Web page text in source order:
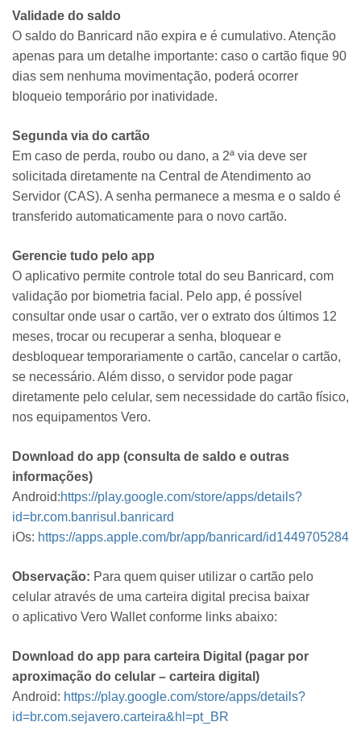
Validade do saldo
O saldo do Banricard não expira e é cumulativo. Atenção
apenas para um detalhe importante: caso o cartão fique 90
dias sem nenhuma movimentação, poderá ocorrer
bloqueio temporário por inatividade.
Segunda via do cartão
Em caso de perda, roubo ou dano, a 2ª via deve ser
solicitada diretamente na Central de Atendimento ao
Servidor (CAS). A senha permanece a mesma e o saldo é
transferido automaticamente para o novo cartão.
Gerencie tudo pelo app
O aplicativo permite controle total do seu Banricard, com
validação por biometria facial. Pelo app, é possível
consultar onde usar o cartão, ver o extrato dos últimos 12
meses, trocar ou recuperar a senha, bloquear e
desbloquear temporariamente o cartão, cancelar o cartão,
se necessário. Além disso, o servidor pode pagar
diretamente pelo celular, sem necessidade do cartão físico,
nos equipamentos Vero.
Download do app (consulta de saldo e outras
informações)
Android:https://play.google.com/store/apps/details?
id=br.com.banrisul.banricard
iOs: https://apps.apple.com/br/app/banricard/id1449705284
Observação: Para quem quiser utilizar o cartão pelo
celular através de uma carteira digital precisa baixar
o aplicativo Vero Wallet conforme links abaixo:
Download do app para carteira Digital (pagar por
aproximação do celular – carteira digital)
Android: https://play.google.com/store/apps/details?
id=br.com.sejavero.carteira&hl=pt_BR